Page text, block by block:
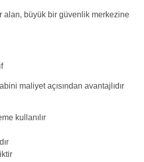
alan, büyük bir güvenlik merkezine
maliyet açısından avantajlıdır
kullanılır